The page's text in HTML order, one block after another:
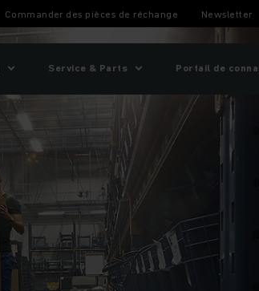
Commander des pièces de réchange Newsletter
Service & Parts Portail de